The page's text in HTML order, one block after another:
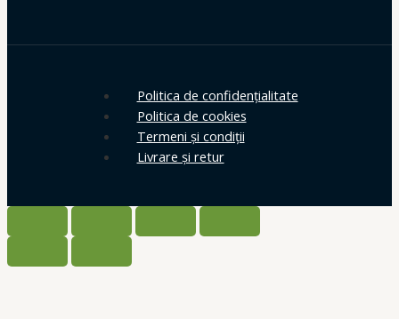
Politica de confidențialitate
Politica de cookies
Termeni și condiții
Livrare și retur